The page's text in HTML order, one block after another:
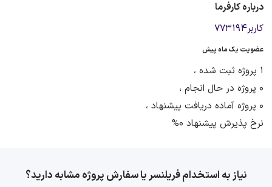
درباره کارفرما
کاربر773194
عضویت یک ماه پیش
1 پروژه ثبت شده ،
0 پروژه در حال انجام ،
0 پروژه آماده دریافت پیشنهاد ،
نرخ پذیرش پیشنهاد 0%
نیاز به استخدام فریلنسر یا سفارش پروژه مشابه دارید؟